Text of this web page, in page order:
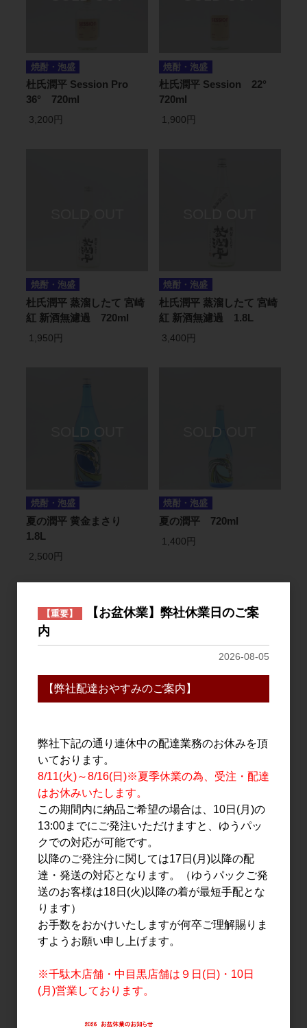
焼酎・泡盛
杜氏潤平 Session Pro
36° 720ml
3,200円
焼酎・泡盛
杜氏潤平 Session 22°
720ml
1,900円
焼酎・泡盛
杜氏潤平 蒸溜したて 宮崎
紅 新酒無濾過 720ml
1,950円
焼酎・泡盛
杜氏潤平 蒸溜したて 宮崎
紅 新酒無濾過 1.8L
3,400円
焼酎・泡盛
夏の潤平 黄金まさり
1.8L
2,500円
焼酎・泡盛
夏の潤平 720ml
1,400円
杜氏潤平 黄金まさり 長期
発酵もろみ 720ml
1,900円
杜氏潤平 黄金まさり 長期
3,300円
焼酎・泡盛
3,771円
焼酎・泡盛
紅 原酒 ～新酒無濾過～
【重要】
【お盆休業】弊社休業日のご案
内
2026-08-05
【弊社配達おやすみのご案内】
弊社下記の通り連休中の配達業務のお休みを頂
いております。
8/11(火)～8/16(日)※夏季休業の為、受注・配達
はお休みいたします。
この期間内に納品ご希望の場合は、10日(月)の
13:00までにご発注いただけますと、ゆうパッ
クでの対応が可能です。
以降のご発注分に関しては17日(月)以降の配
達・発送の対応となります。（ゆうパックご発
送のお客様は18日(火)以降の着が最短手配とな
ります）
お手数をおかけいたしますが何卒ご理解賜りま
すようお願い申し上げます。
※千駄木店舗・中目黒店舗は９日(日)・10日
(月)営業しております。